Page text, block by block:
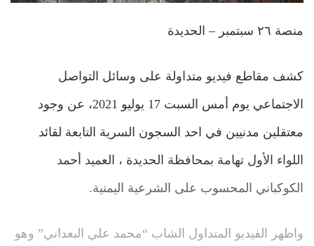
منصة ٢٦ سبتمبر – الحديدة
كشف مقاطع فيديو متداولة على وسائل التواصل
الاجتماعي يوم أمس السبت 17 يوليو 2021، عن وجود
معتقلين مدنيين في احد السجون السرية التابعة لقائد
اللواء الأول تهامة بمحافظة الحديدة ، العميد أحمد
الكوكباني المحسوب على الشرعية اليمنية.
واظهر الفيديو المتداول الشاب “محمد علي البعداني” وهو